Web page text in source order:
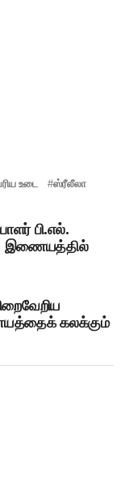
உடை ஸ்ரீலீலா
பி.எல்.
இணையத்தில்
கலக்கும்